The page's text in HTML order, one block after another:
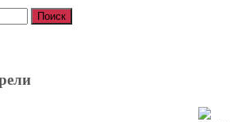
Поиск